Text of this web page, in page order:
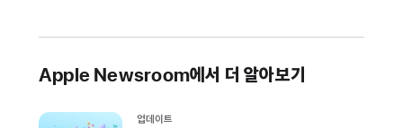
Apple Newsroom에서 더 알아보기
업데이트